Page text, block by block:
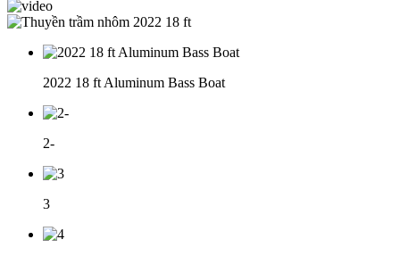
2022 18 ft Aluminum Bass Boat
2-
3